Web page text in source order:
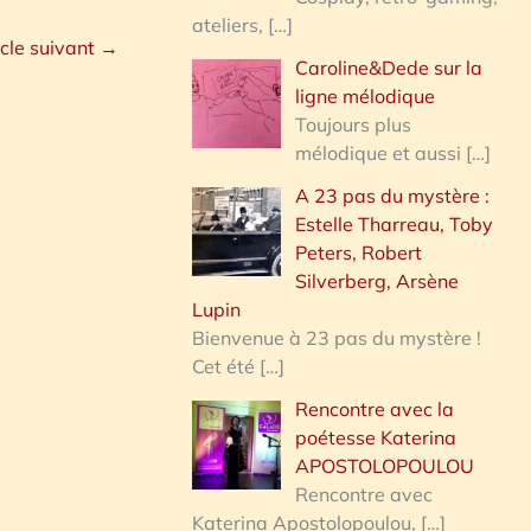
suivant →
ateliers, […]
Caroline&Dede sur la
ligne mélodique
Toujours plus
mélodique et aussi […]
A 23 pas du mystère :
Estelle Tharreau, Toby
Peters, Robert
Silverberg, Arsène
Lupin
Bienvenue à 23 pas du mystère !
Cet été […]
Rencontre avec la
poétesse Katerina
APOSTOLOPOULOU
Rencontre avec
Katerina Apostolopoulou, […]